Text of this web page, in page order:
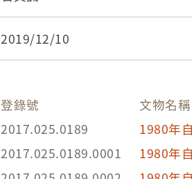
hy.blogspot.tw/2013/04/blog-
2019/12/10
登錄號
文物名稱
2017.025.0189
1980年
2017.025.0189.0001
1980年